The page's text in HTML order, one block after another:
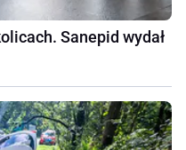
Sanepid wydał